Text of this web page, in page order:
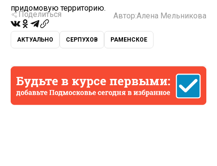
придомовую территорию.
Поделиться Автор:Алена Мельникова
АКТУАЛЬНО СЕРПУХОВ РАМЕНСКОЕ